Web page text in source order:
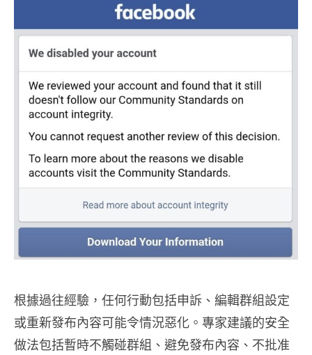
根據過往經驗，任何行動包括申訴、編輯群組設定
或重新發布內容可能令情況惡化。專家建議的安全
做法包括暫時不觸碰群組、避免發布內容、不批准